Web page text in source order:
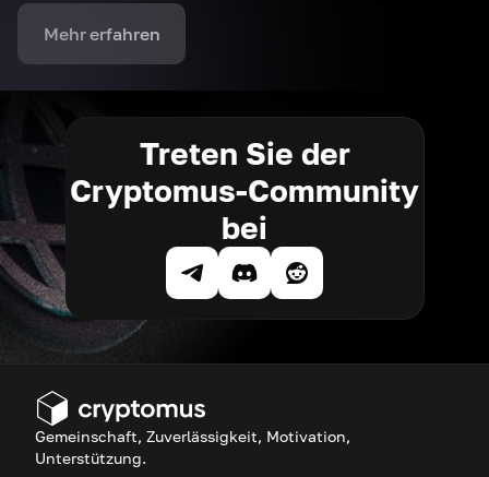
Mehr erfahren
Treten Sie der
Cryptomus-Community
bei
Gemeinschaft, Zuverlässigkeit, Motivation,
Unterstützung.